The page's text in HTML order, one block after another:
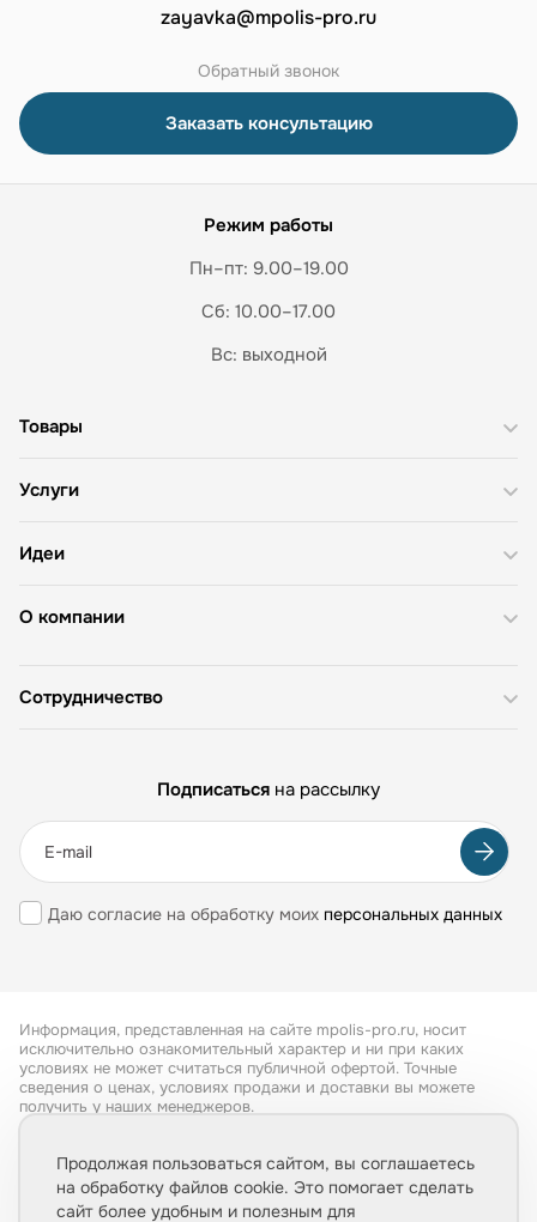
zayavka@mpolis-pro.ru
Обратный звонок
Заказать консультацию
Режим работы
Пн–пт: 9.00–19.00
Сб: 10.00–17.00
Вс: выходной
О компании
Товары
Услуги
Идеи
Сотрудничество
Подписаться на рассылку
Даю согласие на обработку моих персональных данных
Информация, представленная на сайте mpolis-pro.ru, носит
исключительно ознакомительный характер и ни при каких
условиях не может считаться публичной офертой. Точные
сведения о ценах, условиях продажи и доставки вы можете
получить у наших менеджеров.
Обработка персональных данных
Продолжая пользоваться сайтом, вы соглашаетесь
на обработку файлов cookie. Это помогает сделать
сайт более удобным и полезным для